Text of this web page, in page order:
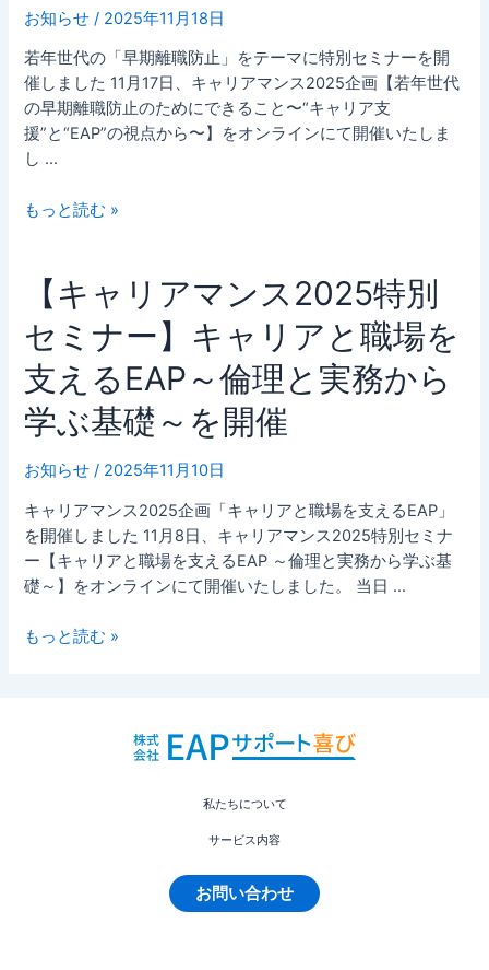
お知らせ / 2025年11月18日
若年世代の「早期離職防止」をテーマに特別セミナーを開
催しました 11月17日、キャリアマンス2025企画【若年世代
の早期離職防止のためにできること〜“キャリア支
援”と“EAP”の視点から〜】をオンラインにて開催いたしま
し …
別
ミ
ナ
ー】
若
年
代
職
防
止
の
た
め
で
き
る
こ
～”キ
もっと読む »
【キャリアマンス2025特別
セミナー】キャリアと職場を
支えるEAP～倫理と実務から
学ぶ基礎～を開催
お知らせ / 2025年11月10日
キャリアマンス2025企画「キャリアと職場を支えるEAP」
を開催しました 11月8日、キャリアマンス2025特別セミナ
ー【キャリアと職場を支えるEAP ～倫理と実務から学ぶ基
礎～】をオンラインにて開催いたしました。 当日 …
【キ
リ
マ
ン
ス
2025
特
別
セ
ミ
ナ
キ
もっと読む »
私たちについて
サービス内容
お問い合わせ